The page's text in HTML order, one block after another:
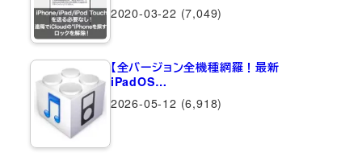
2020-03-22 (7,049)
【全バージョン全機種網羅！最新
iPadOS…
2026-05-12 (6,918)